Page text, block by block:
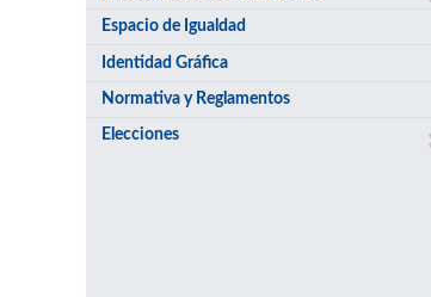
Espacio de Igualdad
Identidad Gráfica
Normativa y Reglamentos
Elecciones